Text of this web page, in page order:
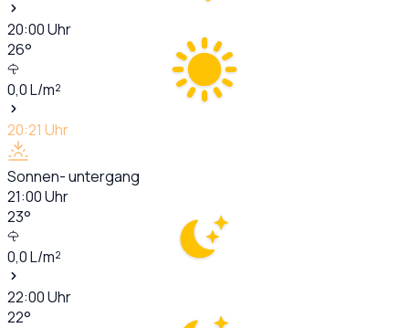
20:00Uhr
26°
0,0L/m²
20:21 Uhr
Sonnen- untergang
21:00Uhr
23°
0,0L/m²
22:00Uhr
22°